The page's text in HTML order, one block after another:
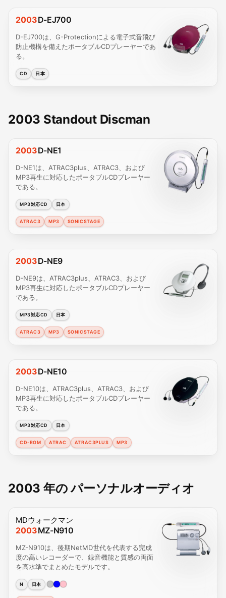
2003D-EJ700
D-EJ700は、G-Protectionによる電子式音飛び
防止機構を備えたポータブルCDプレーヤーであ
る。
CD 日本
2003 Standout Discman
2003D-NE1
D-NE1は、ATRAC3plus、ATRAC3、および
MP3再生に対応したポータブルCDプレーヤー
である。
MP3対応CD 日本
ATRAC3 MP3 SONICSTAGE
2003D-NE9
D-NE9は、ATRAC3plus、ATRAC3、および
MP3再生に対応したポータブルCDプレーヤー
である。
MP3対応CD 日本
ATRAC3 MP3 SONICSTAGE
2003D-NE10
D-NE10は、ATRAC3plus、ATRAC3、および
MP3再生に対応したポータブルCDプレーヤー
である。
MP3対応CD 日本
CD-ROM ATRAC ATRAC3PLUS MP3
2003 年の パーソナルオーディオ
MDウォークマン
2003MZ-N910
MZ-N910は、後期NetMD世代を代表する完成
度の高いレコーダーで、録音機能と質感の両面
を高水準でまとめたモデルです。
N 日本